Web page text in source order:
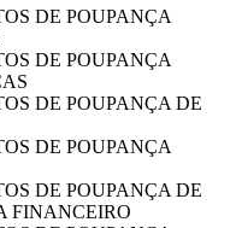
DE POUPANÇA
DE POUPANÇA
DE POUPANÇA DE
DE POUPANÇA
DE POUPANÇA DE
FINANCEIRO